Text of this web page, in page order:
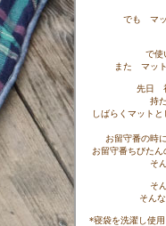
でも マッ
で使
また マッ
先日
持
しばらくマット
お留守番の時
お留守番ちびた
そ
そ
そん
*寝袋を洗濯し使